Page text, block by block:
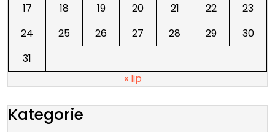
17
18 19 20 21 22
23
24
25 26 27 28 29
30
31
« lip
Kategorie